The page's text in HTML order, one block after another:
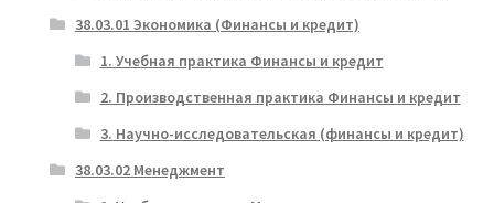
38.03.01 Экономика (Финансы и кредит)
1. Учебная практика Финансы и кредит
2. Производственная практика Финансы и кредит
3. Научно-исследовательская (финансы и кредит)
38.03.02 Менеджмент